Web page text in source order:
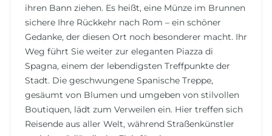
ihren Bann ziehen. Es heißt, eine Münze im Brunnen
sichere Ihre Rückkehr nach Rom – ein schöner
Gedanke, der diesen Ort noch besonderer macht. Ihr
Weg führt Sie weiter zur eleganten Piazza di
Spagna, einem der lebendigsten Treffpunkte der
Stadt. Die geschwungene Spanische Treppe,
gesäumt von Blumen und umgeben von stilvollen
Boutiquen, lädt zum Verweilen ein. Hier treffen sich
Reisende aus aller Welt, während Straßenkünstler